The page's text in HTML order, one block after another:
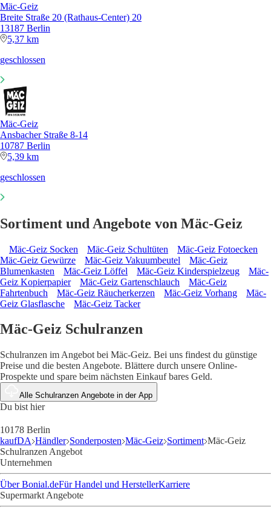
Mäc-Geiz
Breite Straße 20 (Rathaus-Center) 20
13187 Berlin
5,37 km
geschlossen
Mäc-Geiz
Ansbacher Straße 8-14
10787 Berlin
5,39 km
geschlossen
Sortiment und Angebote von Mäc-Geiz
Mäc-Geiz Socken Mäc-Geiz Schultüten
Mäc-Geiz Fotoecken
Mäc-Geiz Gewürze
Mäc-Geiz Vakuumbeutel
Mäc-Geiz
Blumenkasten
Mäc-Geiz Löffel Mäc-Geiz Kinderspielzeug
Mäc-
Geiz Kopierpapier
Mäc-Geiz Gartenschlauch
Mäc-Geiz
Fahrtenbuch
Mäc-Geiz Räucherkerzen Mäc-Geiz Vorhang
Mäc-
Geiz Glasflasche
Mäc-Geiz Tacker
Mäc-Geiz Schulranzen
Schulranzen im Angebot bei Mäc-Geiz. Bei uns findest du günstige
Preise und die besten Angebote. Blättere durch unsere Online-
Prospekte und spare beim nächsten Einkauf bares Geld.
Alle Schulranzen Angebote in der App
Du bist hier
10178 Berlin
kaufDA Händler Sonderposten Mäc-Geiz Sortiment Mäc-Geiz
Schulranzen Angebot
Unternehmen
Über Bonial.deFür Handel und HerstellerKarriere
Supermarkt Angebote